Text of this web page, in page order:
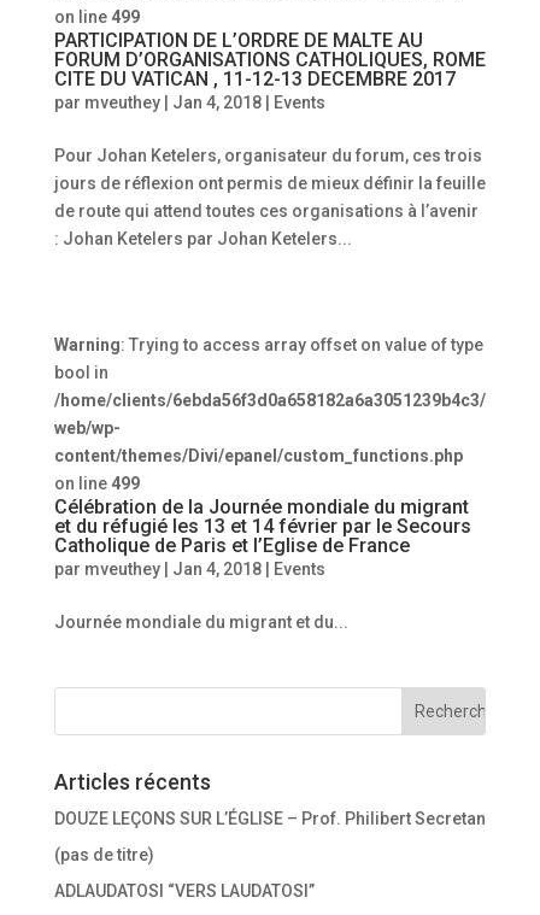
on line 499
PARTICIPATION DE L’ORDRE DE MALTE AU
FORUM D’ORGANISATIONS CATHOLIQUES, ROME
CITE DU VATICAN , 11-12-13 DECEMBRE 2017
par mveuthey| Jan 4, 2018| Events
Pour Johan Ketelers, organisateur du forum, ces trois
jours de réflexion ont permis de mieux définir la feuille
de route qui attend toutes ces organisations à l’avenir
: Johan Ketelers par Johan Ketelers...
Warning: Trying to access array offset on value of type
bool in
/home/clients/6ebda56f3d0a658182a6a3051239b4c3/
web/wp-
content/themes/Divi/epanel/custom_functions.php
on line 499
Célébration de la Journée mondiale du migrant
et du réfugié les 13 et 14 février par le Secours
Catholique de Paris et l’Eglise de France
par mveuthey| Jan 4, 2018| Events
Journée mondiale du migrant et du...
Articles récents
DOUZE LEÇONS SUR L’ÉGLISE – Prof. Philibert Secretan
(pas de titre)
ADLAUDATOSI “VERS LAUDATOSI”